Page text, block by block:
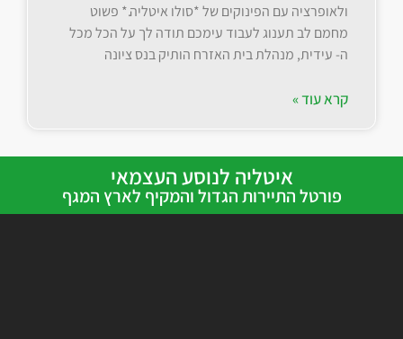
ולאופרציה עם הפינוקים של *סולו איטליה.* פשוט
מחמם לב תענוג לעבוד עימכם תודה לך על הכל מכל
ה- עידית, מנהלת בית האזרח הותיק בנס ציונה
קרא עוד »
איטליה לנוסע העצמאי
פורטל התיירות הגדול והמקיף לארץ המגף